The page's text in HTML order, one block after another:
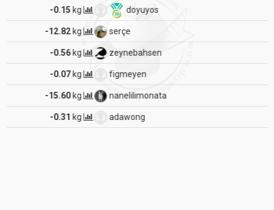
doyuyos
zeynebahsen
figmeyen
nanelilimonata
adawong